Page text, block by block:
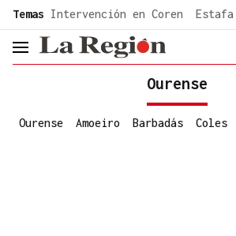
common.go-to-content
Temas Intervención en Coren Estafa
header.menu.open
Ourense
Ourense Amoeiro Barbadás Coles